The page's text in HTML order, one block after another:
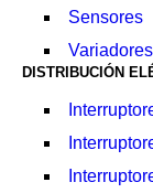
Sensores
DISTRIBUCIÓN